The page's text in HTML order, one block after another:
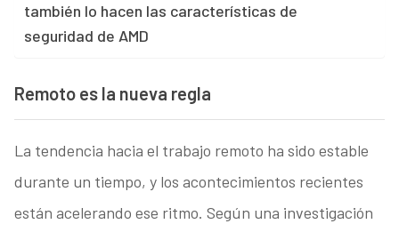
también lo hacen las características de
seguridad de AMD
Remoto es la nueva regla
La tendencia hacia el trabajo remoto ha sido estable
durante un tiempo, y los acontecimientos recientes
están acelerando ese ritmo. Según una investigación